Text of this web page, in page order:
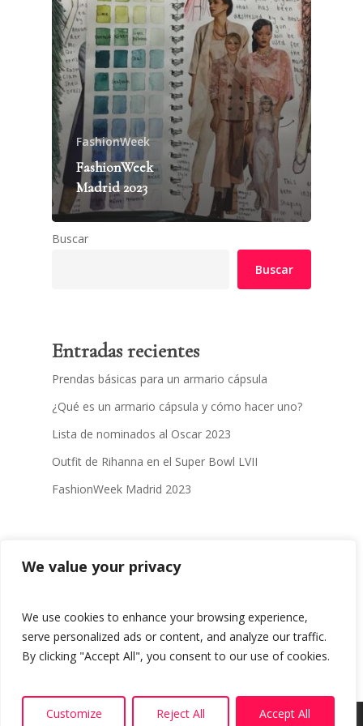
We value your privacy
We use cookies to enhance your browsing experience,
serve personalized ads or content, and analyze our traffic.
By clicking "Accept All", you consent to our use of cookies.
Customize Reject All Accept All
FashionWeek
FashionWeek
Madrid 2023
Buscar
Buscar
Entradas recientes
Prendas básicas para un armario cápsula
¿Qué es un armario cápsula y cómo hacer uno?
Lista de nominados al Oscar 2023
Outfit de Rihanna en el Super Bowl LVII
FashionWeek Madrid 2023
Comentarios recientes
¿Qué es un armario cápsula y cómo hacer uno?